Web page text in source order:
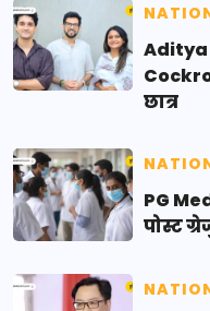
छात्र
PG
पोस्ट